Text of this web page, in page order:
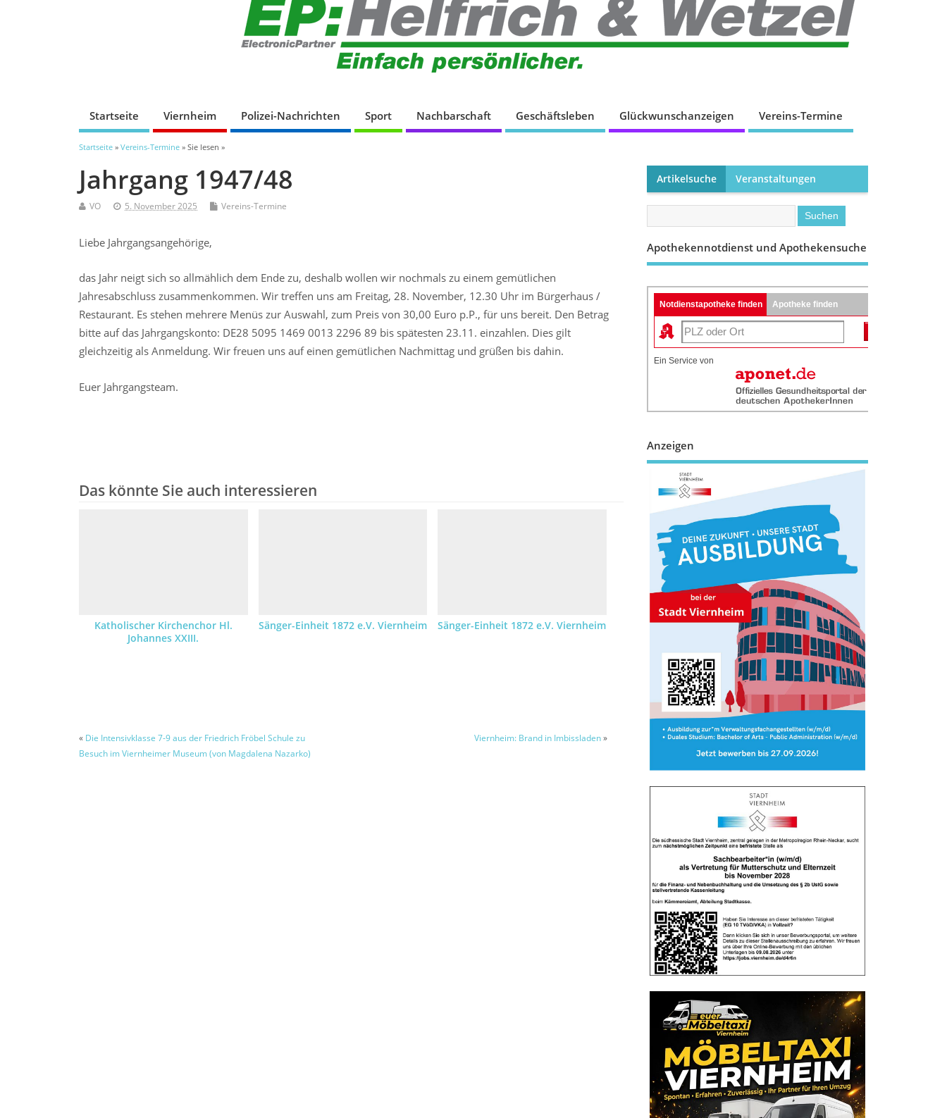
Startseite Viernheim Polizei-Nachrichten Sport Nachbarschaft Geschäftsleben Glückwunschanzeigen Vereins-Termine
Startseite » Vereins-Termine » Sie lesen »
Jahrgang 1947/48
VO 5. November 2025 Vereins-Termine
Liebe Jahrgangsangehörige,
das Jahr neigt sich so allmählich dem Ende zu, deshalb wollen wir nochmals zu einem gemütlichen
Jahresabschluss zusammenkommen. Wir treffen uns am Freitag, 28. November, 12.30 Uhr im Bürgerhaus /
Restaurant. Es stehen mehrere Menüs zur Auswahl, zum Preis von 30,00 Euro p.P., für uns bereit. Den Betrag
bitte auf das Jahrgangskonto: DE28 5095 1469 0013 2296 89 bis spätesten 23.11. einzahlen. Dies gilt
gleichzeitig als Anmeldung. Wir freuen uns auf einen gemütlichen Nachmittag und grüßen bis dahin.
Euer Jahrgangsteam.
Das könnte Sie auch interessieren
Katholischer Kirchenchor Hl.
Johannes XXIII.
Sänger-Einheit 1872 e.V. Viernheim Sänger-Einheit 1872 e.V. Viernheim
« Die Intensivklasse 7-9 aus der Friedrich Fröbel Schule zu
Besuch im Viernheimer Museum (von Magdalena Nazarko)
Viernheim: Brand in Imbissladen»
Artikelsuche Veranstaltungen
Apothekennotdienst und Apothekensuche
Notdienstapotheke finden Apotheke finden
Ein Service von
Anzeigen